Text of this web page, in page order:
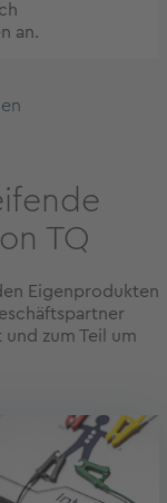
an.
TQ
Eigenprodukten
zum Teil um